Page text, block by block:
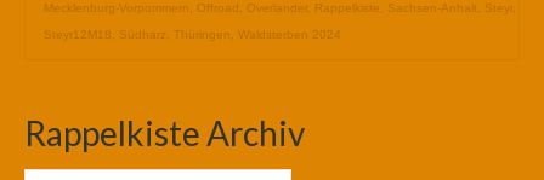
Mecklenburg-Vorpommern
Offroad Overlander, Rappelkiste Sachsen-Anhalt Steyr,
Steyr12M18
Südharz Thüringen Waldsterben 2024
Rappelkiste Archiv